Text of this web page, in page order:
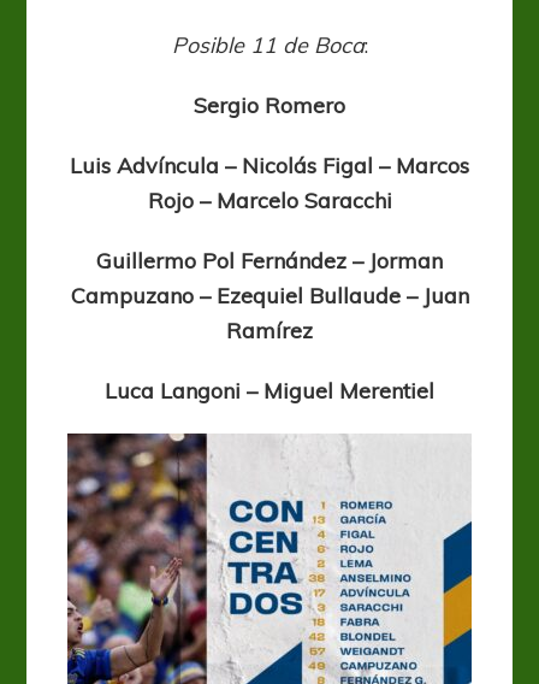
Posible 11 de Boca:
Sergio Romero
Luis Advíncula – Nicolás Figal – Marcos
Rojo – Marcelo Saracchi
Guillermo Pol Fernández – Jorman
Campuzano – Ezequiel Bullaude – Juan
Ramírez
Luca Langoni – Miguel Merentiel